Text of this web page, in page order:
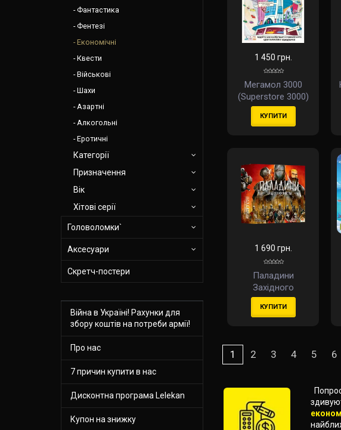
Фантастика
Фентезі
Економічні
Квести
Військові
Шахи
Азартні
Алкогольні
Еротичні
Категорії
Призначення
Вік
Хітові серії
Головоломки`
Аксесуари
Скретч-постери
Війна в Україні! Рахунки для
збору коштів на потреби армії!
Про нас
7 причин купити в нас
Дисконтна програма Lelekan
Купон на знижку
1 450 грн.
Мегамол 3000
(Superstore 3000)
(укр)
КУПИТИ
1 690 грн.
Паладини
Західного
Королівства
(Paladins of the
КУПИТИ
1 2 3 4 5 6